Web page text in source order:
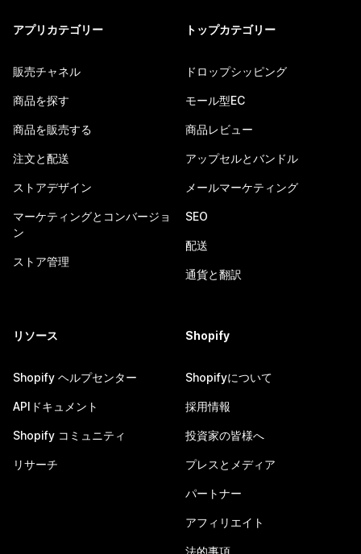
アプリカテゴリー
販売チャネル
商品を探す
商品を販売する
注文と配送
ストアデザイン
マーケティングとコンバージョ
ン
ストア管理
トップカテゴリー
ドロップシッピング
モール型EC
商品レビュー
アップセルとバンドル
メールマーケティング
SEO
配送
通貨と翻訳
リソース
Shopify ヘルプセンター
APIドキュメント
Shopify コミュニティ
リサーチ
Shopify
Shopifyについて
採用情報
投資家の皆様へ
プレスとメディア
パートナー
アフィリエイト